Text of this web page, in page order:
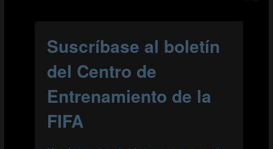
LA LABOR DEL DELANTERO CENTRO
Además de los movimientos en el centro del terreno de
juego, el delantero centro español Abel Ruiz (dorsal
empeño del equipo por desbaratar la estructura